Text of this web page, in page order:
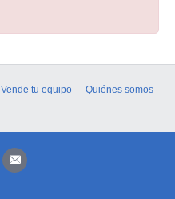
Vende tu equipo
Quiénes somos